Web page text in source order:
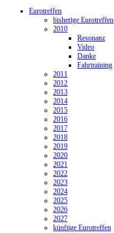
Eurotreffen
bisherige Eurotreffen
2010
Resonanz
Video
Danke
Fahrtraining
2011
2012
2013
2014
2015
2016
2017
2018
2019
2020
2021
2022
2023
2024
2025
2026
2027
künftige Eurotreffen